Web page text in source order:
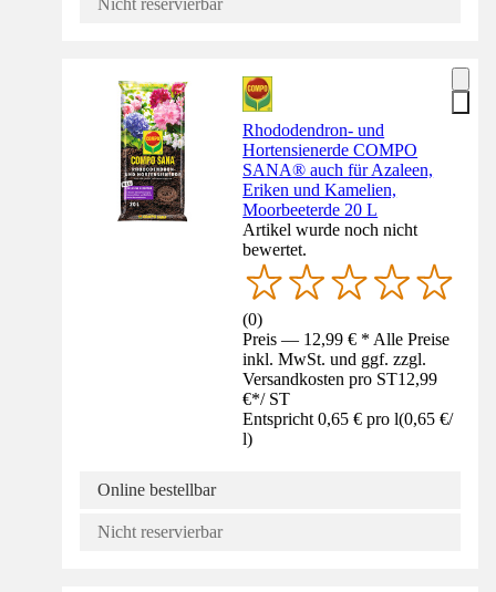
Nicht reservierbar
Rhododendron- und
Hortensienerde COMPO
SANA® auch für Azaleen,
Eriken und Kamelien,
Moorbeeterde 20 L
Artikel wurde noch nicht
bewertet.
(0)
Preis — 12,99 € * Alle Preise
inkl. MwSt. und ggf. zzgl.
Versandkosten pro ST12,99
€*/ ST
Entspricht 0,65 € pro l(0,65 €/
l)
Online bestellbar
Nicht reservierbar